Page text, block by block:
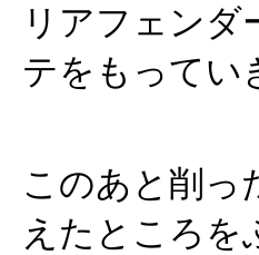
リアフェンダ
テをもってい
このあと削っ
えたところを